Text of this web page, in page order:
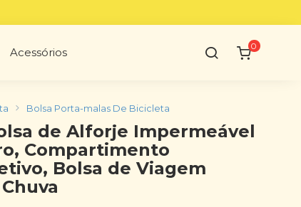
Acessórios 0
Bolsa Porta-malas De Bicicleta
de Alforje Impermeável
Compartimento
Bolsa de Viagem